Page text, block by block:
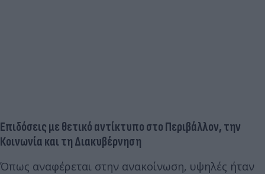
Eπιδόσεις με θετικό αντίκτυπο στο Περιβάλλον, την
Κοινωνία και τη Διακυβέρνηση
Όπως αναφέρεται στην ανακοίνωση, υψηλές ήταν